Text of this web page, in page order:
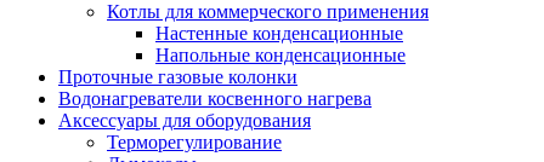
Котлы для коммерческого применения
Настенные конденсационные
Напольные конденсационные
Проточные газовые колонки
Водонагреватели косвенного нагрева
Аксессуары для оборудования
Терморегулирование